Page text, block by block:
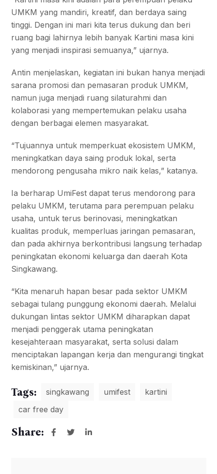
UMKM yang mandiri, kreatif, dan berdaya saing
tinggi. Dengan ini mari kita terus dukung dan beri
ruang bagi lahirnya lebih banyak Kartini masa kini
yang menjadi inspirasi semuanya,” ujarnya.
Antin menjelaskan, kegiatan ini bukan hanya menjadi
sarana promosi dan pemasaran produk UMKM,
namun juga menjadi ruang silaturahmi dan
kolaborasi yang mempertemukan pelaku usaha
dengan berbagai elemen masyarakat.
“Tujuannya untuk memperkuat ekosistem UMKM,
meningkatkan daya saing produk lokal, serta
mendorong pengusaha mikro naik kelas,” katanya.
Ia berharap UmiFest dapat terus mendorong para
pelaku UMKM, terutama para perempuan pelaku
usaha, untuk terus berinovasi, meningkatkan
kualitas produk, memperluas jaringan pemasaran,
dan pada akhirnya berkontribusi langsung terhadap
peningkatan ekonomi keluarga dan daerah Kota
Singkawang.
“Kita menaruh hapan besar pada sektor UMKM
sebagai tulang punggung ekonomi daerah. Melalui
dukungan lintas sektor UMKM diharapkan dapat
menjadi penggerak utama peningkatan
kesejahteraan masyarakat, serta solusi dalam
menciptakan lapangan kerja dan mengurangi tingkat
kemiskinan,” ujarnya.
Tags: singkawang umifest
kartini
car free day
Share: